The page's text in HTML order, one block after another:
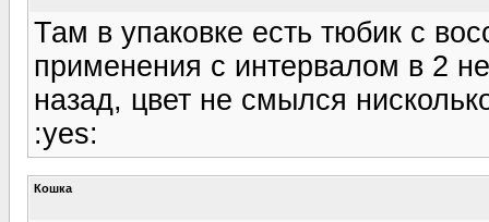
Там в упаковке есть тюбик с
применения с интервалом в 2
назад, цвет не смылся
:yes:
Кошка